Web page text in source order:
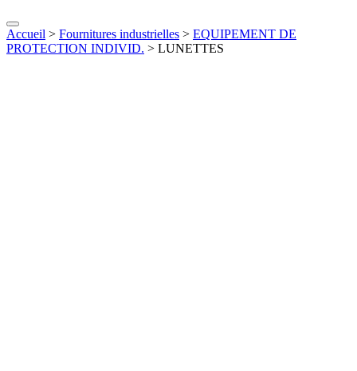
Accueil > Fournitures industrielles > EQUIPEMENT DE
PROTECTION INDIVID. > LUNETTES